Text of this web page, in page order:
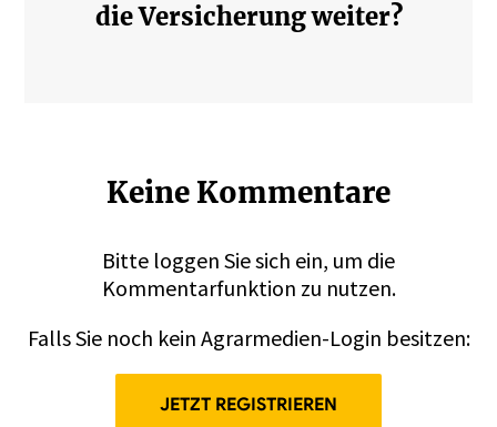
die Versicherung weiter?
Keine Kommentare
Bitte loggen Sie sich ein, um die
Kommentarfunktion zu nutzen.
Falls Sie noch kein Agrarmedien-Login besitzen:
JETZT REGISTRIEREN